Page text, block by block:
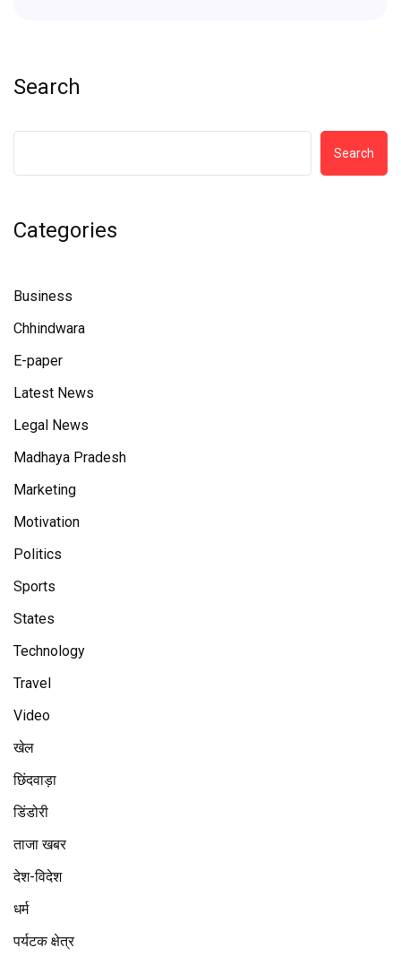
Search
Search
Categories
Business
Chhindwara
E-paper
Latest News
Legal News
Madhaya Pradesh
Marketing
Motivation
Politics
Sports
States
Technology
Travel
Video
खेल
छिंदवाड़ा
डिंडोरी
ताजा खबर
देश-विदेश
धर्म
पर्यटक क्षेत्र